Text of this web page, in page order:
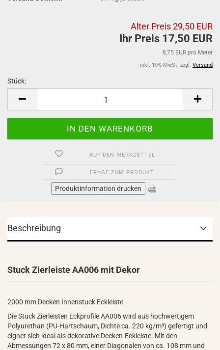
Alter Preis 29,50 EUR
Ihr Preis 17,50 EUR
8,75 EUR pro Meter
inkl. 19% MwSt. zzgl. Versand
Stück:
AUF DEN MERKZETTEL
FRAGE ZUM PRODUKT
Produktinformation drucken
Beschreibung
Stuck Zierleiste AA006 mit Dekor
2000 mm Decken Innenstuck Eckleiste
Die Stuck Zierleisten Eckprofile AA006 wird aus hochwertigem
Polyurethan (PU-Hartschaum, Dichte ca. 220 kg/m³) gefertigt und
eignet sich ideal als dekorative Decken-Eckleiste. Mit den
Abmessungen 72 x 80 mm, einer Diagonalen von ca. 108 mm und